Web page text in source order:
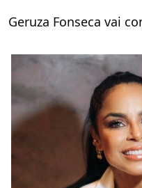
Geruza Fonseca vai